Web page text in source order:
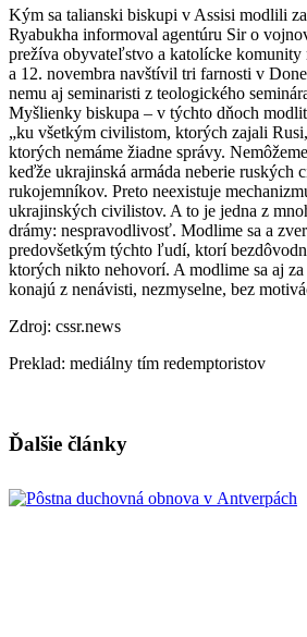
Kým sa talianski biskupi v Assisi modlili
Ryabukha informoval agentúru Sir o
prežíva obyvateľstvo a katolícke
a 12. novembra navštívil tri farnosti v
nemu aj seminaristi z teologického
Myšlienky biskupa – v týchto dňoch
„ku všetkým civilistom, ktorých zajali
ktorých nemáme žiadne správy.
keďže ukrajinská armáda neberie ruských
rukojemníkov. Preto neexistuje
ukrajinských civilistov. A to je jedna z
drámy: nespravodlivosť. Modlime sa a
predovšetkým týchto ľudí, ktorí
ktorých nikto nehovorí. A modlime sa aj
konajú z nenávisti, nezmyselne, bez
Zdroj: cssr.news
Preklad: mediálny tím redemptoristov
Ďalšie články